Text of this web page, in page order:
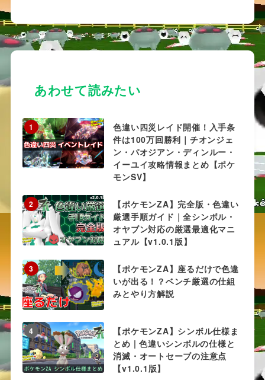
固定リセット例
（敢えてトラウマ2つを参考画像として載
レイング）
イベント系とはいえ、「配達員から貰え
ン」は色違いに基本的にならない。
（なるものもあるっちゃある。というよ
元々色違いになっている場合も多い）
が、配布イベントで行くことの出来るフ
に出るポケモン の色違いを粘る事は可能。
図４：配布イベ
の固定リセット例
あわせて読みたい
1
色違い四災レイド開催！入手条
件は100万回勝利｜チオンジェ
ン・パオジアン・ディンルー・
イーユイ攻略情報まとめ【ポケ
モンSV】
2
【ポケモンZA】完全版・色違い
厳選手順ガイド｜全シンボル・
オヤブン対応の厳選最適化マニ
ュアル【v1.0.1版】
3
【ポケモンZA】座るだけで色違
いが出る！？ベンチ厳選の仕組
みとやり方解説
4
【ポケモンZA】シンボル仕様ま
とめ | 色違いシンボルの仕様と
消滅・オートセーブの注意点
【v1.0.1版】